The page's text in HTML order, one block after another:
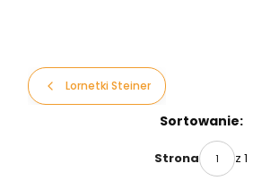
Lornetki Steiner
Sortowanie:
Strona z 1